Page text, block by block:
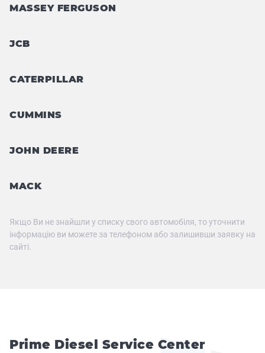
MASSEY FERGUSON
JCB
CATERPILLAR
CUMMINS
JOHN DEERE
MACK
Якщо Ви не знайшли у списку свого автомобіля, то уточнити
інформацію ви можете за телефоном або залишивши заявку на
сайті.
Prime Diesel Service Center